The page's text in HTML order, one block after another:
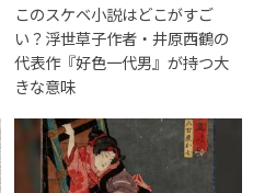
このスケベ小説はどこがすご
い？浮世草子作者・井原西鶴の
代表作『好色一代男』が持つ大
きな意味